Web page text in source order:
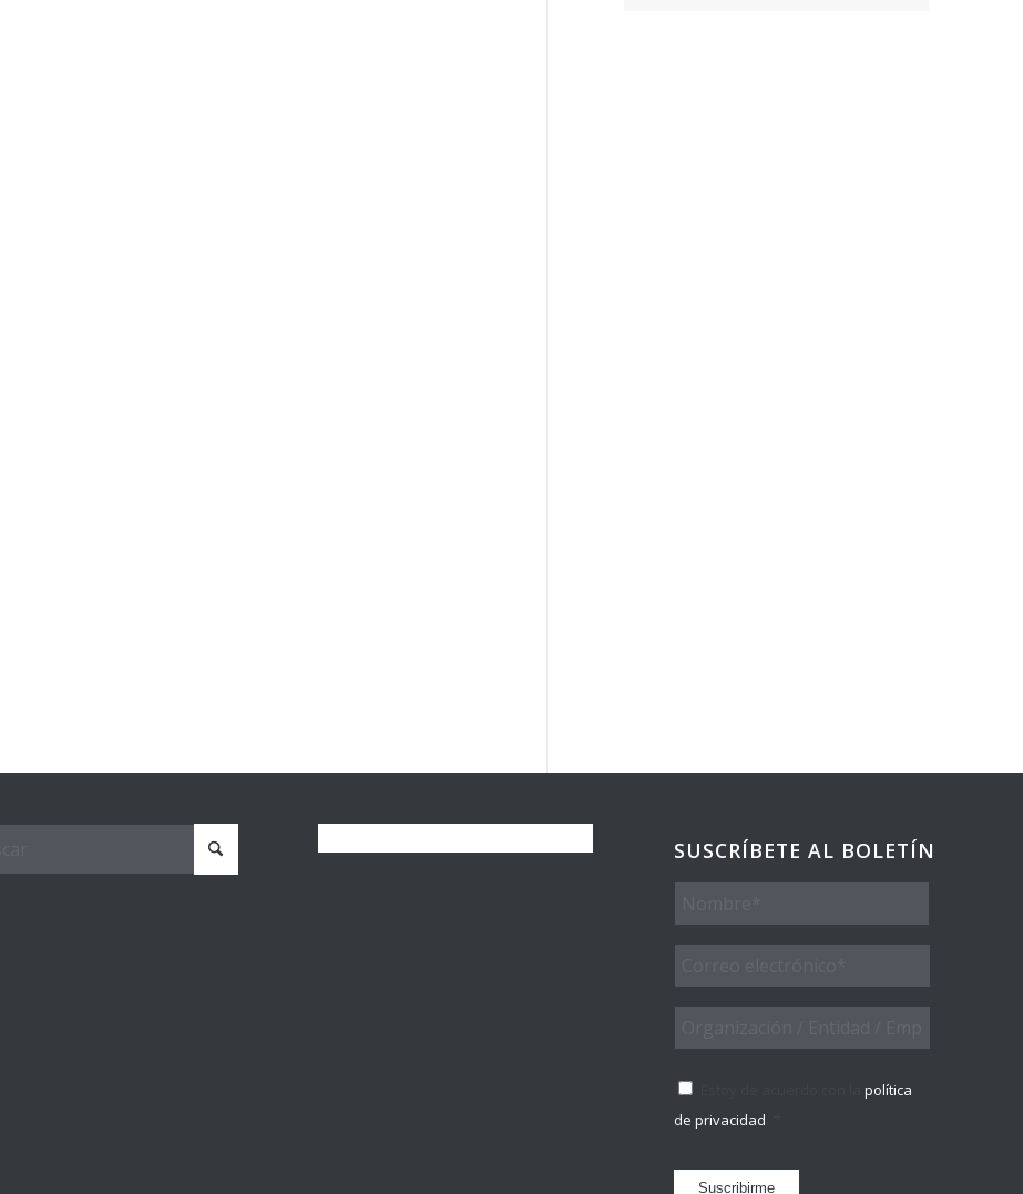
SUSCRÍBETE AL BOLETÍN
/
Empresa
Consentimiento
política
de privacidad
Suscribirme